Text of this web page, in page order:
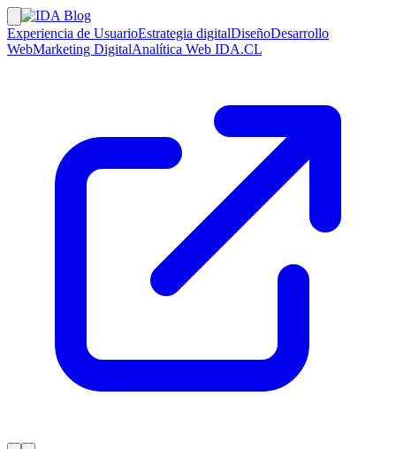
Experiencia de UsuarioEstrategia digitalDiseñoDesarrollo
WebMarketing DigitalAnalítica Web IDA.CL